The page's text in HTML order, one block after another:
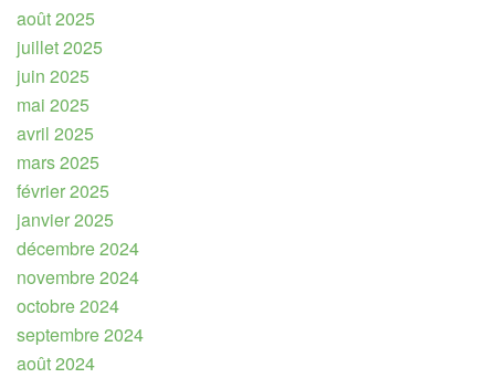
août 2025
juillet 2025
juin 2025
mai 2025
avril 2025
mars 2025
février 2025
janvier 2025
décembre 2024
novembre 2024
octobre 2024
septembre 2024
août 2024